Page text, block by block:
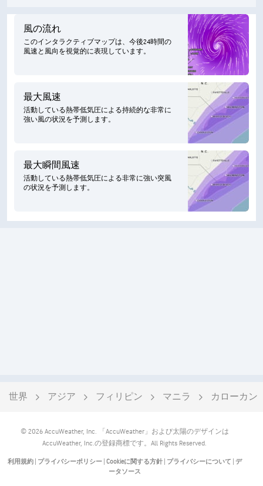
風の流れ
このインタラクティブマップは、今後24時間の
風速と風向を視覚的に表現しています。
最大風速
活動している熱帯低気圧による持続的な非常に
強い風の状況を予測します。
最大瞬間風速
活動している熱帯低気圧による非常に強い突風
の状況を予測します。
世界 アジア フィリピン マニラ カローカン
© 2026 AccuWeather, Inc. 「AccuWeather」および太陽のデザインは
AccuWeather, Inc.の登録商標です。All Rights Reserved.
利用規約 プライバシーポリシー Cookieに関する方針 プライバシーについて
デ
ータソース